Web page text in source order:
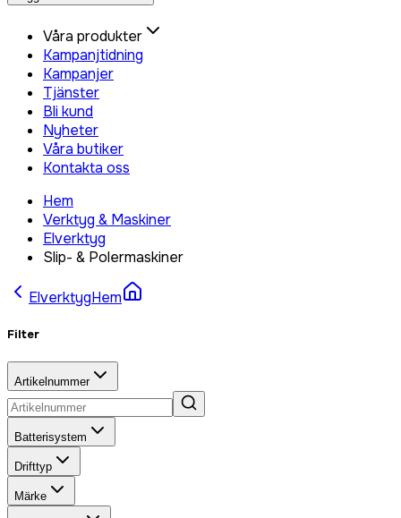
Våra produkter
Kampanjtidning
Kampanjer
Tjänster
Bli kund
Nyheter
Våra butiker
Kontakta oss
Hem
Verktyg & Maskiner
Elverktyg
Slip- & Polermaskiner
ElverktygHem
Filter
Artikelnummer
Batterisystem
Drifttyp
Märke